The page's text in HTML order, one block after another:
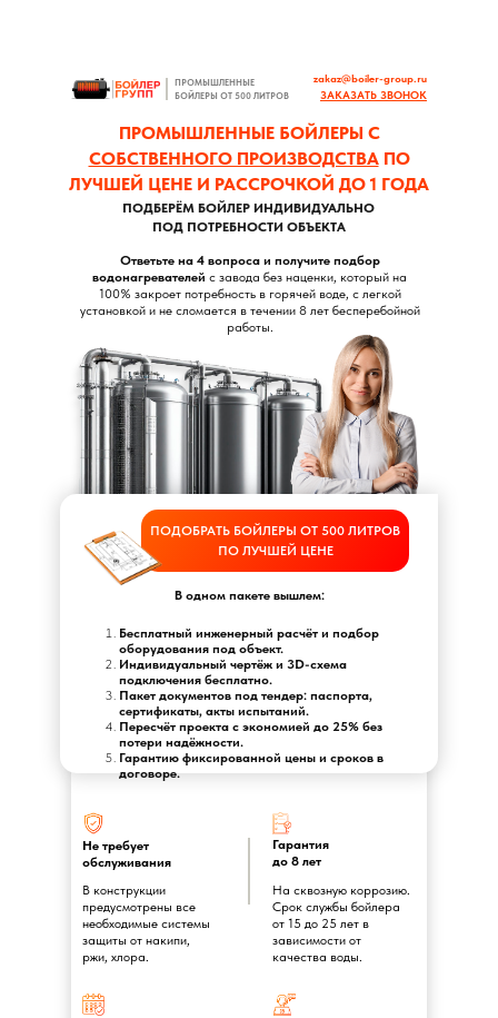
Ответьте на 4 вопроса и получите подбор
водонагревателей с завода без наценки, который на
100% закроет потребность в горячей воде, с легкой
установкой и не сломается в течении 8 лет бесперебойной
работы.
В одном пакете вышлем:
Бесплатный инженерный расчёт и подбор
оборудования под объект.
Индивидуальный чертёж и 3D-схема
подключения бесплатно.
Пакет документов под тендер: паспорта,
сертификаты, акты испытаний.
Пересчёт проекта с экономией до 25% без
потери надёжности.
Гарантию фиксированной цены и сроков в
договоре.
ПРОМЫШЛЕННЫЕ БОЙЛЕРЫ С
СОБСТВЕННОГО ПРОИЗВОДСТВАПО
ЛУЧШЕЙ ЦЕНЕ И РАССРОЧКОЙ ДО 1 ГОДА
ПОДБЕРЁМ БОЙЛЕР ИНДИВИДУАЛЬНО
ПОД ПОТРЕБНОСТИ ОБЪЕКТА
Не требует
обслуживания
В конструкции
предусмотрены все
необходимые системы
защиты от накипи,
ржи, хлора.
Гарантия
до 8 лет
ПРОМЫШЛЕННЫЕ
БОЙЛЕРЫ ОТ 500 ЛИТРОВ
На сквозную коррозию.
Срок службы бойлера
от 15 до 25 лет в
зависимости от
качества воды.
zakaz@boiler-group.ru
ЗАКАЗАТЬ ЗВОНОК
ПОДОБРАТЬ БОЙЛЕРЫ ОТ 500 ЛИТРОВ
ПО ЛУЧШЕЙ ЦЕНЕ